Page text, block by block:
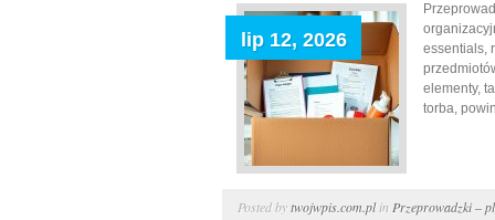
porządek
i
łatwość
dostępu
lip 12, 2026
essentials,
elementy,
torba,
Posted bytwojwpis.com.plin Przeprowadzki –